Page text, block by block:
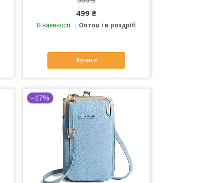
499 ₴
В наявності Оптом і в роздріб
Купити
–17%